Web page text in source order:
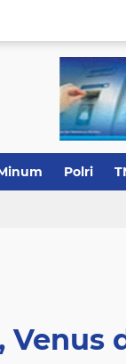
Polri
Venus